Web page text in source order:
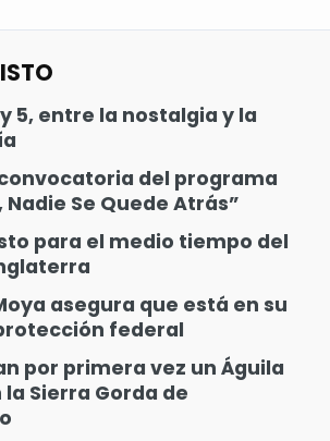
5, entre la nostalgia y la
del programa
Se Quede Atrás”
para el medio tiempo del
asegura que está en su
federal
por primera vez un Águila
Sierra Gorda de